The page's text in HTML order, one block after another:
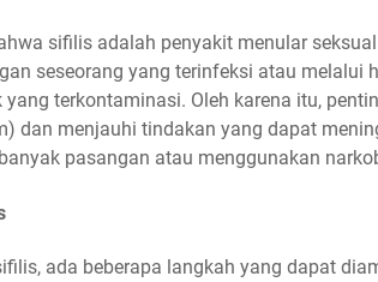
sifilis adalah penyakit menular
seseorang yang terinfeksi atau melalui
terkontaminasi. Oleh karena itu,
dan menjauhi tindakan yang dapat
pasangan atau menggunakan
ada beberapa langkah yang dapat